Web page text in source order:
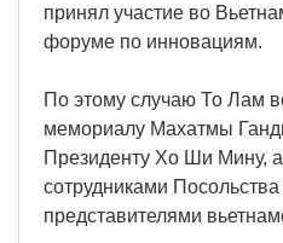
принял участие во
форуме по инновациям.
По этому случаю То Лам
мемориалу Махатмы
Президенту Хо Ши Мину, а
сотрудниками
представителями